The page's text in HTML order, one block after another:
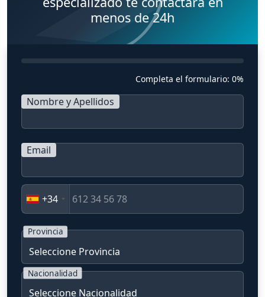
menos de 24h
Completa el formulario: 0%
Nombre y Apellidos
Email
+34
Provincia
Nacionalidad